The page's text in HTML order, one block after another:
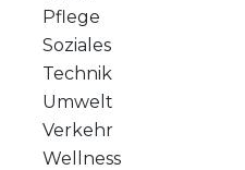
Pflege
Soziales
Technik
Umwelt
Verkehr
Wellness